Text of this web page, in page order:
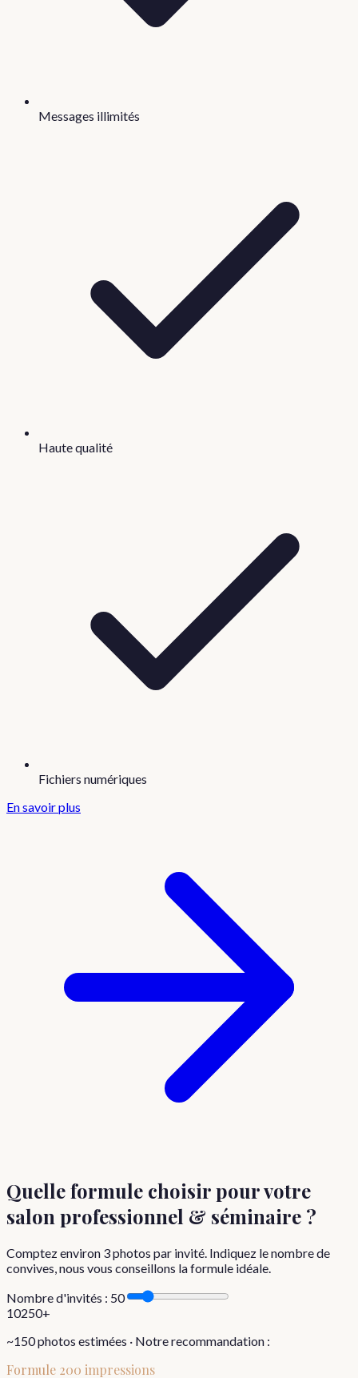
Messages illimités
Haute qualité
Fichiers numériques
En savoir plus
Quelle formule choisirpour votre
salon professionnel & séminaire ?
Comptez environ 3photos par invité. Indiquez le nombre de
convives, nous vous conseillons la formule idéale.
Nombre d'invités : 50
10250+
~150photos estimées · Notre recommandation :
Formule 200 impressions